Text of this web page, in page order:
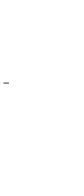
–